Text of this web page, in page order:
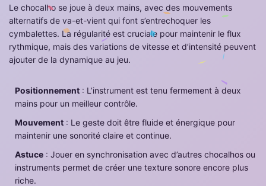
Le chocalho se joue à deux mains, avec des mouvements
alternatifs de va-et-vient qui font s’entrechoquer les
cymbalettes. La régularité est cruciale pour maintenir le flux
rythmique, mais des variations de vitesse et d’intensité peuvent
ajouter de la dynamique au jeu.
Positionnement : L’instrument est tenu fermement à deux
mains pour un meilleur contrôle.
Mouvement : Le geste doit être fluide et énergique pour
maintenir une sonorité claire et continue.
Astuce : Jouer en synchronisation avec d’autres chocalhos ou
instruments permet de créer une texture sonore encore plus
riche.